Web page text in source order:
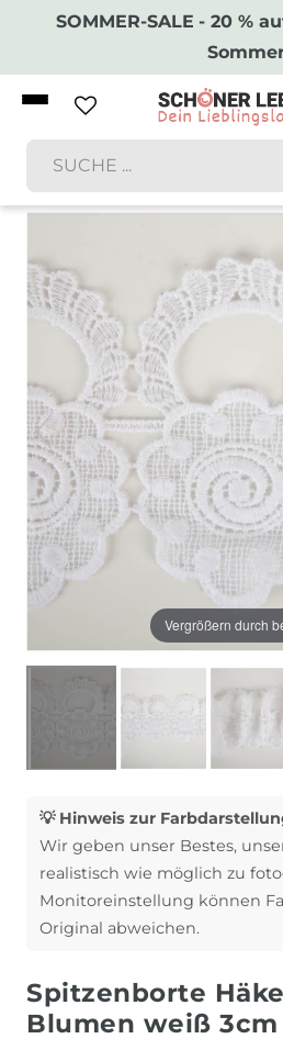
SOMMER-SALE - 20 %
Vergrößern durch
💡 Hinweis zur
Wir geben unser Bestes,
realistisch wie möglich zu
Monitoreinstellung können
Original abweichen.
Spitzenborte
Blumen weiß